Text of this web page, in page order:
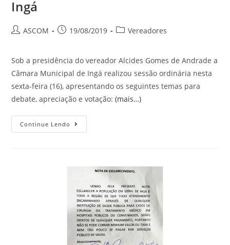
Ingá
ASCOM 19/08/2019 Vereadores
Sob a presidência do vereador Alcides Gomes de Andrade a
Câmara Municipal de Ingá realizou sessão ordinária nesta
sexta-feira (16), apresentando os seguintes temas para
debate, apreciação e votação:(mais…)
Continue Lendo